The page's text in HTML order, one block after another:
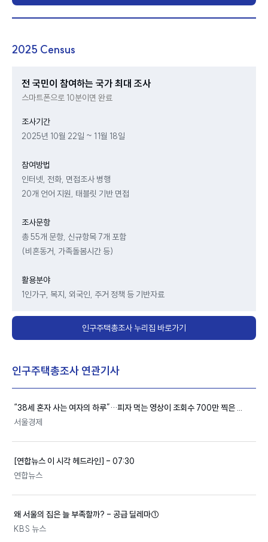
2025 Census
전 국민이 참여하는 국가 최대 조사
스마트폰으로 10분이면 완료
조사기간
2025년 10월 22일 ~ 11월 18일
참여방법
인터넷, 전화, 면접조사 병행
20개 언어 지원, 태블릿 기반 면접
조사문항
총 55개 문항, 신규항목 7개 포함
(비혼동거, 가족돌봄시간 등)
활용분야
1인가구, 복지, 외국인, 주거 정책 등 기반자료
인구주택총조사 누리집 바로가기
인구주택총조사 연관기사
“38세 혼자 사는 여자의 하루”…피자 먹는 영상이 조회수 700만 찍은 ...
서울경제
[연합뉴스 이 시각 헤드라인] - 07:30
연합뉴스
왜 서울의 집은 늘 부족할까? - 공급 딜레마①
KBS 뉴스